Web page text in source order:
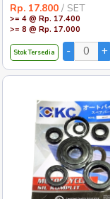
Rp. 17.800 / SET
>= 4 @ Rp. 17.400
>= 8 @ Rp. 17.000
Stok Tersedia